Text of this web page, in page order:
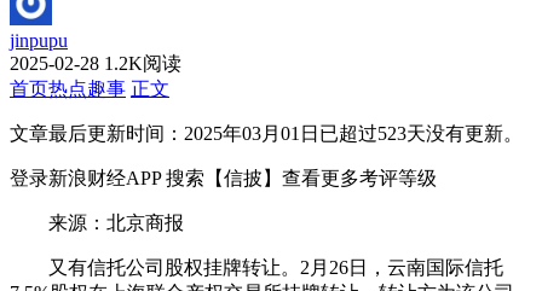
jinpupu
2025-02-28 1.2K阅读
首页热点趣事 正文
文章最后更新时间： 2025年03月01日 已超过523天没有更新。
登录新浪财经APP 搜索【信披】查看更多考评等级
来源：北京商报
又有信托公司股权挂牌转让。2月26日，云南国际信托